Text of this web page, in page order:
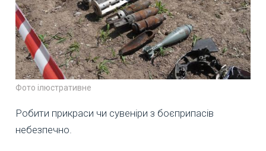
Фото ілюстративне
Робити прикраси чи сувеніри з боєприпасів
небезпечно.